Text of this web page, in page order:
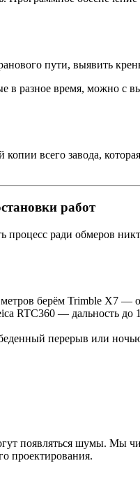
пути, выявить
в разное время, можно
всего завода,
работ
ради обмеров
берём Trimble X7 —
RTC360 — дальность до
перерыв или
появляться шумы. Мы
проектирования.